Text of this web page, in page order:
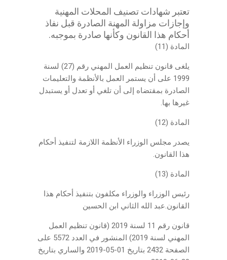
تعتبر شهادات تصنيف المحلات المهنية
وإجازات مزاولة المهنة الصادرة قبل نفاذ
أحكام هذا القانون وكأنها صادرة بموجبه.
المادة (11)
يلغى قانون تنظيم العمل المهني رقم (27) لسنة
1999 على أن يستمر العمل بالأنظمة والتعليمات
الصادرة بمقتضاه إلى أن تلغي أو تعدل أو يستبدل
غيرها بها.
المادة (12)
يصدر مجلس الوزراء الأنظمة اللازمة لتنفيذ أحكام
هذا القانون.
المادة (13)
رئيس الوزراء والوزراء مكلفون بتنفيذ أحكام هذا
القانون.عبد الله الثاني ابن الحسين
قانون رقم 11 لسنة 2019 (قانون تنظيم العمل
المهني لسنة 2019) المنشور في العدد 5572 على
الصفحة 2432 بتاريخ 01-05-2019 والساري بتاريخ